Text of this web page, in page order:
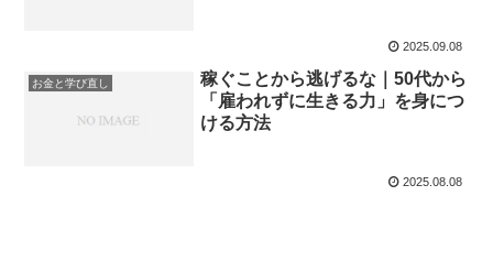
2025.09.08
お金と学び直し
稼ぐことから逃げるな｜50代から
「雇われずに生きる力」を身につ
ける方法
2025.08.08